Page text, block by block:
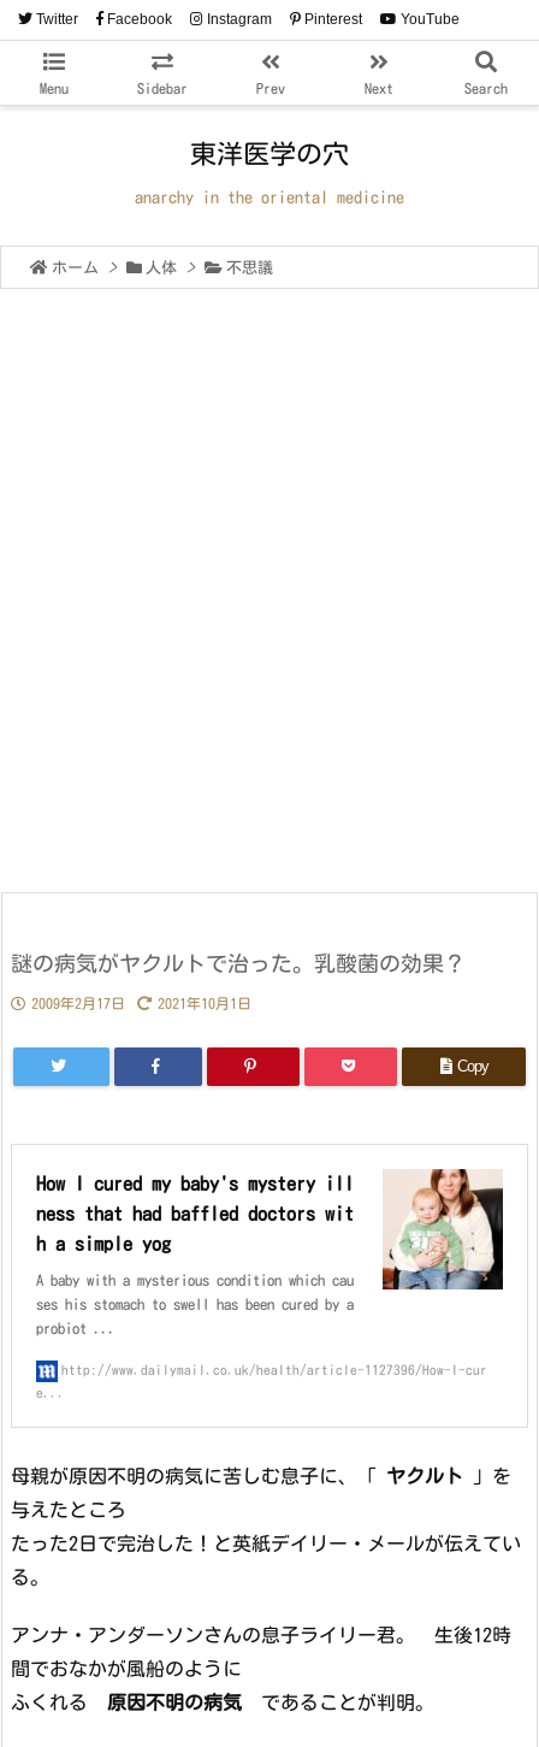
Menu Sidebar Prev Next Search
Twitter Facebook Instagram Pinterest YouTube
RSS
東洋医学の穴
anarchy in the oriental medicine
ホーム > 人体 > 不思議
謎の病気がヤクルトで治った。乳酸菌の効果？
2009年2月17日 2021年10月1日
Copy
How I cured my baby's mystery ill
ness that had baffled doctors wit
h a simple yog
A baby with a mysterious condition which cau
ses his stomach to swell has been cured by a
probiot ...
http://www.dailymail.co.uk/health/article-1127396/How-I-cur
e...
母親が原因不明の病気に苦しむ息子に、「 ヤクルト 」を
与えたところ
たった2日で完治した！と英紙デイリー・メールが伝えてい
る。
アンナ・アンダーソンさんの息子ライリー君。 生後12時
間でおなかが風船のように
ふくれる 原因不明の病気 であることが判明。